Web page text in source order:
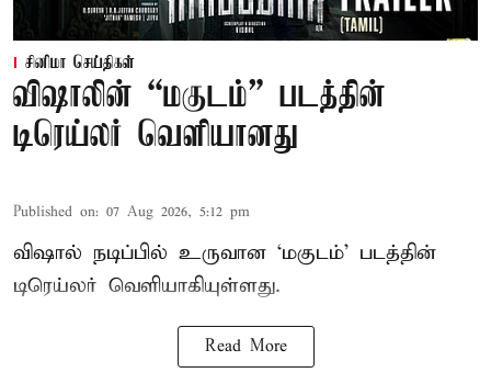
சினிமா செய்திகள்
விஷாலின் “மகுடம்” படத்தின்
டிரெய்லர் வெளியானது
Published on: 07 Aug 2026, 5:12 pm
விஷால் நடிப்பில் உருவான ‘மகுடம்’ படத்தின்
டிரெய்லர் வெளியாகியுள்ளது.
Read More